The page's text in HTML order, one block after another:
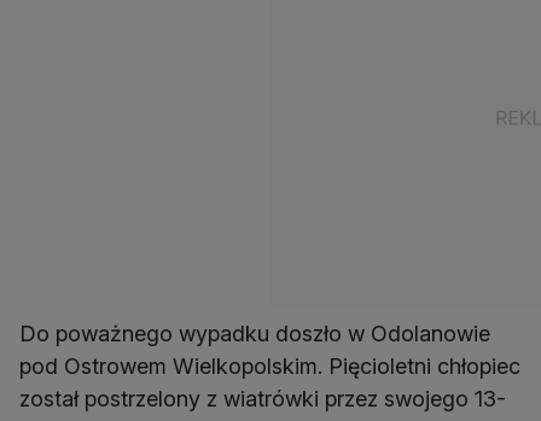
Do poważnego wypadku doszło w Odolanowie
pod Ostrowem Wielkopolskim. Pięcioletni chłopiec
został postrzelony z wiatrówki przez swojego 13-